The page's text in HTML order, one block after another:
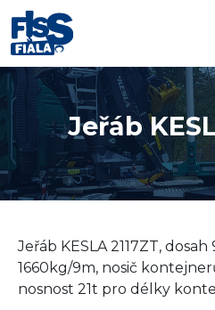
Jeřáb
Jeřáb KESLA 2117ZT,
1660kg/9m, nosič
nosnost 21t pro délky